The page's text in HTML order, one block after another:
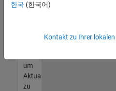
werden
unseres
um
Aktualisierungen
zu
한국 (한국어)
Kontakt zu Ihrer